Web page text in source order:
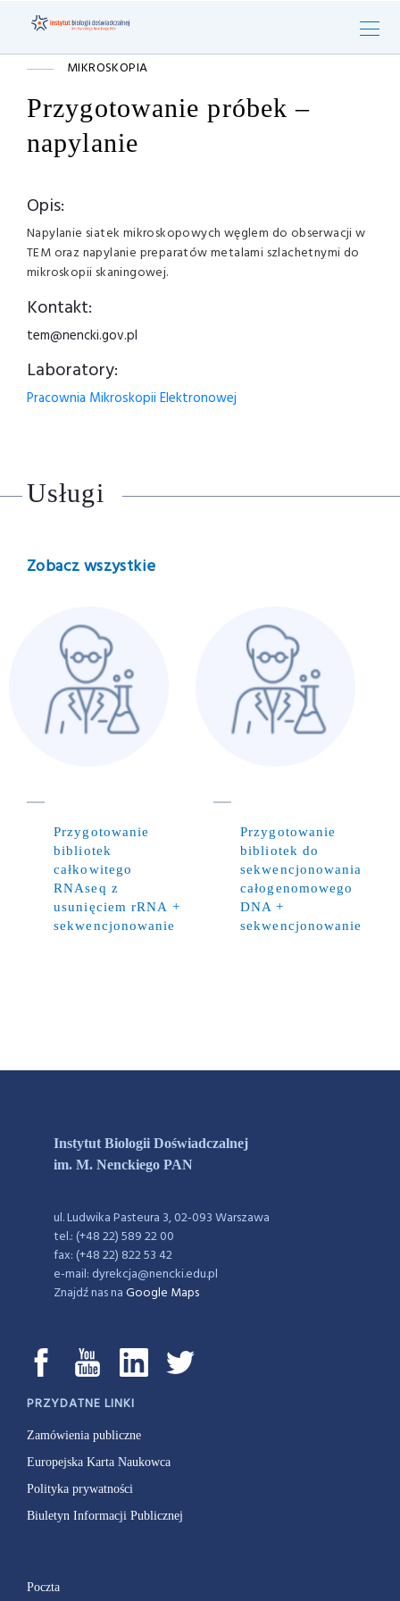
MIKROSKOPIA
Przygotowanie próbek –
napylanie
Opis:
Napylanie siatek mikroskopowych węglem do obserwacji w
TEM oraz napylanie preparatów metalami szlachetnymi do
mikroskopii skaningowej.
Kontakt:
tem@nencki.gov.pl
Laboratory:
Pracownia Mikroskopii Elektronowej
Usługi
Zobacz wszystkie
Przygotowanie
bibliotek
całkowitego
RNAseq z
usunięciem rRNA +
sekwencjonowanie
Przygotowanie
bibliotek do
sekwencjonowania
całogenomowego
DNA +
sekwencjonowanie
Instytut Biologii Doświadczalnej
im. M. Nenckiego PAN
ul. Ludwika Pasteura 3, 02-093 Warszawa
tel.: (+48 22) 589 22 00
fax: (+48 22) 822 53 42
e-mail: dyrekcja@nencki.edu.pl
Znajdź nas naGoogle Maps
PRZYDATNE LINKI
Zamówienia publiczne
Europejska Karta Naukowca
Polityka prywatności
Biuletyn Informacji Publicznej
Poczta